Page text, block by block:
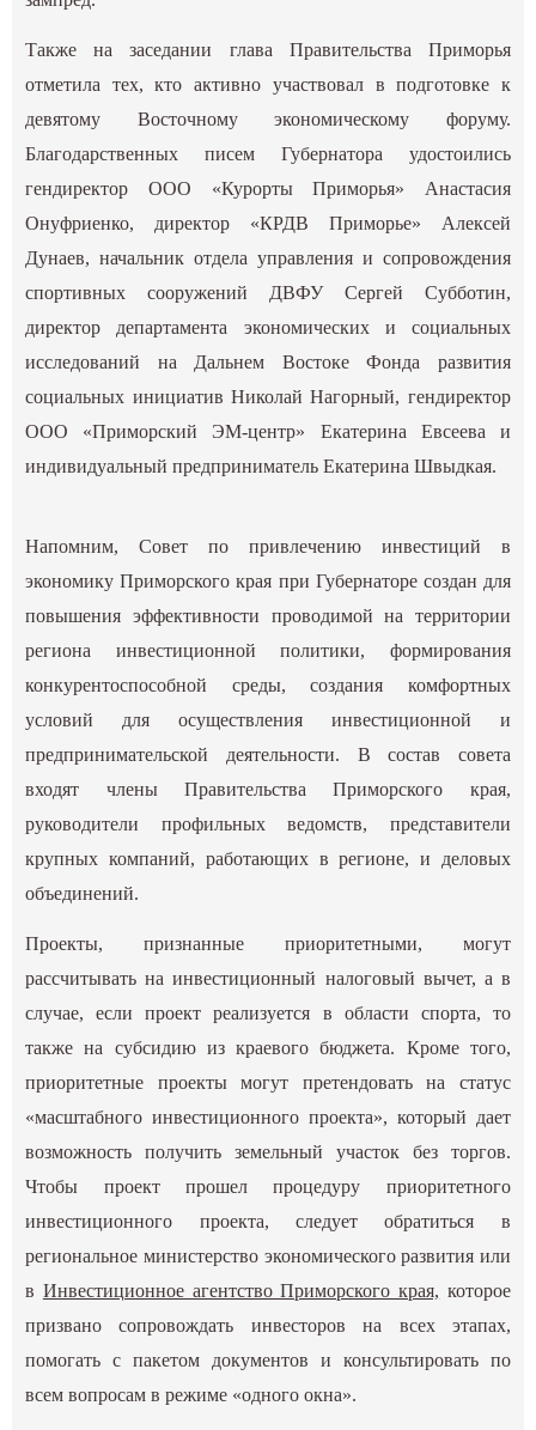
Также на заседании глава Правительства Приморья
отметила тех, кто активно участвовал в подготовке к
девятому Восточному экономическому форуму.
Благодарственных писем Губернатора удостоились
гендиректор ООО «Курорты Приморья» Анастасия
Онуфриенко, директор «КРДВ Приморье» Алексей
Дунаев, начальник отдела управления и сопровождения
спортивных сооружений ДВФУ Сергей Субботин,
директор департамента экономических и социальных
исследований на Дальнем Востоке Фонда развития
социальных инициатив Николай Нагорный, гендиректор
ООО «Приморский ЭМ-центр» Екатерина Евсеева и
индивидуальный предприниматель Екатерина Швыдкая.
Напомним, Совет по привлечению инвестиций в
экономику Приморского края при Губернаторе создан для
повышения эффективности проводимой на территории
региона инвестиционной политики, формирования
конкурентоспособной среды, создания комфортных
условий для осуществления инвестиционной и
предпринимательской деятельности. В состав совета
входят члены Правительства Приморского края,
руководители профильных ведомств, представители
крупных компаний, работающих в регионе, и деловых
объединений.
Проекты, признанные приоритетными, могут
рассчитывать на инвестиционный налоговый вычет, а в
случае, если проект реализуется в области спорта, то
также на субсидию из краевого бюджета. Кроме того,
приоритетные проекты могут претендовать на статус
«масштабного инвестиционного проекта», который дает
возможность получить земельный участок без торгов.
Чтобы проект прошел процедуру приоритетного
инвестиционного проекта, следует обратиться в
региональное министерство экономического развития или
в Инвестиционное агентство Приморского края, которое
призвано сопровождать инвесторов на всех этапах,
помогать с пакетом документов и консультировать по
всем вопросам в режиме «одного окна».